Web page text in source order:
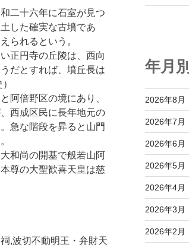
二十六年に石室が見つ
した確実な古墳であ
られるという。
正円寺の丘陵は、西向
だとすれば、墳丘長は
阿倍野区の境にあり、
西成区民に長年地元の
急な階段を昇ると山門
和尚の開基で般若山阿
尊の大聖歓喜天皇は慈
,波切不動明王・弁財天
年月別
2026年8月
2026年7月
2026年6月
2026年5月
2026年4月
2026年3月
2026年2月